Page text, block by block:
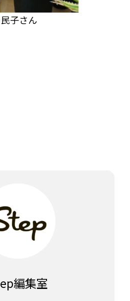
子さん
編集室